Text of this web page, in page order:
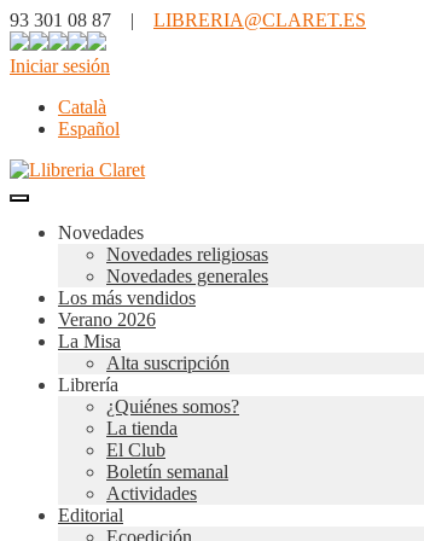
93 301 08 87 | LIBRERIA@CLARET.ES
Iniciar sesión
Català
Español
Novedades
Novedades religiosas
Novedades generales
Los más vendidos
Verano 2026
La Misa
Alta suscripción
Librería
¿Quiénes somos?
La tienda
El Club
Boletín semanal
Actividades
Editorial
Ecoedición